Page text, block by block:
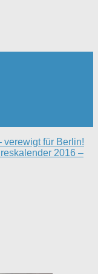
verewigt für Berlin!
2016 –